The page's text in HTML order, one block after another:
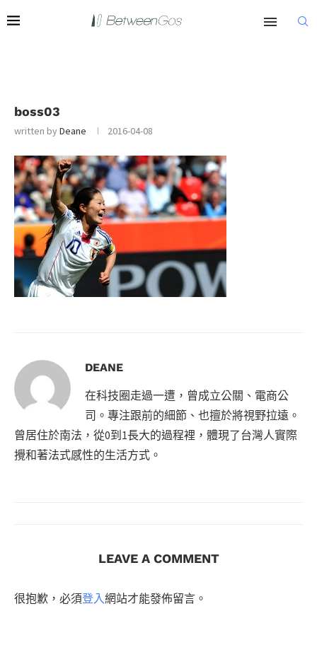
boss03
written byDeane 2016-04-08
DEANE
在科技圈走過一遭，曾成立公關、電商公
司。專注跟前的細節、也擅於將視野拉遠。
曾居住於南法，從0到1長大的過程裡，體現了台灣人實際
攪和著法式感性的生活方式。
LEAVE A COMMENT
很抱歉，必須登入網站才能發佈留言。